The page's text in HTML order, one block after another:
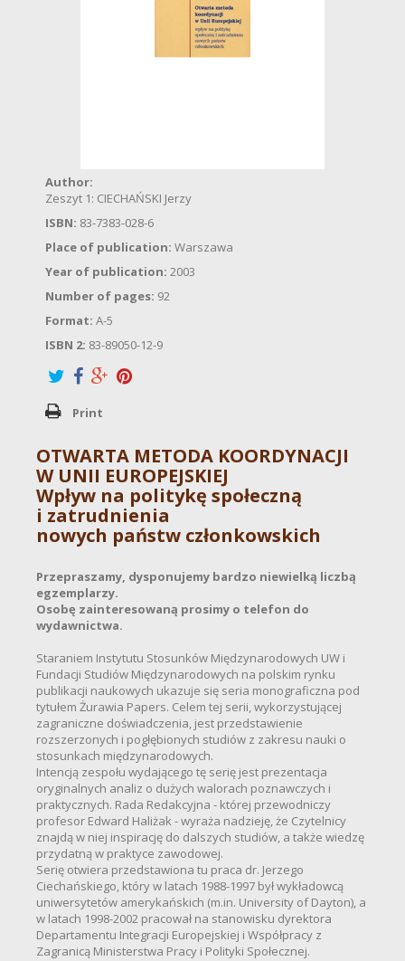
Author:
Zeszyt 1: CIECHAŃSKI Jerzy
ISBN: 83-7383-028-6
Place of publication: Warszawa
Year of publication: 2003
Number of pages: 92
Format: A-5
ISBN 2: 83-89050-12-9
Print
OTWARTA METODA KOORDYNACJI
W UNII EUROPEJSKIEJ
Wpływ na politykę społeczną
i zatrudnienia
nowych państw członkowskich
Przepraszamy, dysponujemy bardzo niewielką liczbą
egzemplarzy.
Osobę zainteresowaną prosimy o telefon do
wydawnictwa.
Staraniem Instytutu Stosunków Międzynarodowych UW i
Fundacji Studiów Międzynarodowych na polskim rynku
publikacji naukowych ukazuje się seria monograficzna pod
tytułem Żurawia Papers. Celem tej serii, wykorzystującej
zagraniczne doświadczenia, jest przedstawienie
rozszerzonych i pogłębionych studiów z zakresu nauki o
stosunkach międzynarodowych.
Intencją zespołu wydającego tę serię jest prezentacja
oryginalnych analiz o dużych walorach poznawczych i
praktycznych. Rada Redakcyjna - której przewodniczy
profesor Edward Haliżak - wyraża nadzieję, że Czytelnicy
znajdą w niej inspirację do dalszych studiów, a także wiedzę
przydatną w praktyce zawodowej.
Serię otwiera przedstawiona tu praca dr. Jerzego
Ciechańskiego, który w latach 1988-1997 był wykładowcą
uniwersytetów amerykańskich (m.in. University of Dayton), a
w latach 1998-2002 pracował na stanowisku dyrektora
Departamentu Integracji Europejskiej i Współpracy z
Zagranicą Ministerstwa Pracy i Polityki Społecznej.